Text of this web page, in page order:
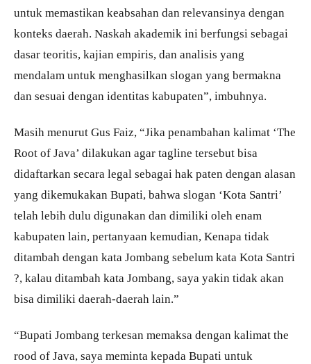
untuk memastikan keabsahan dan relevansinya dengan
konteks daerah. Naskah akademik ini berfungsi sebagai
dasar teoritis, kajian empiris, dan analisis yang
mendalam untuk menghasilkan slogan yang bermakna
dan sesuai dengan identitas kabupaten”, imbuhnya.
Masih menurut Gus Faiz, “Jika penambahan kalimat ‘The
Root of Java’ dilakukan agar tagline tersebut bisa
didaftarkan secara legal sebagai hak paten dengan alasan
yang dikemukakan Bupati, bahwa slogan ‘Kota Santri’
telah lebih dulu digunakan dan dimiliki oleh enam
kabupaten lain, pertanyaan kemudian, Kenapa tidak
ditambah dengan kata Jombang sebelum kata Kota Santri
?, kalau ditambah kata Jombang, saya yakin tidak akan
bisa dimiliki daerah-daerah lain.”
“Bupati Jombang terkesan memaksa dengan kalimat the
rood of Java, saya meminta kepada Bupati untuk